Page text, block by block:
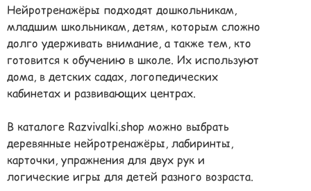
Нейротренажёры подходят дошкольникам,
младшим школьникам, детям, которым сложно
долго удерживать внимание, а также тем, кто
готовится к обучению в школе. Их используют
дома, в детских садах, логопедических
кабинетах и развивающих центрах.
В каталоге Razvivalki.shop можно выбрать
деревянные нейротренажёры, лабиринты,
карточки, упражнения для двух рук и
логические игры для детей разного возраста.